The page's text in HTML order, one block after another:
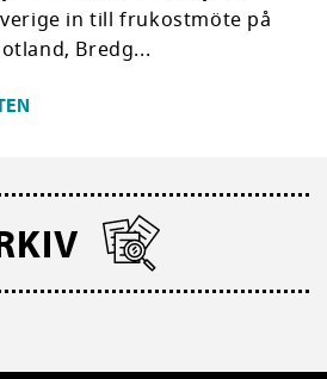
in till frukostmöte på
Bredg...